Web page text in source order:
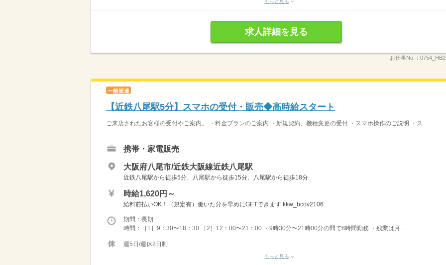
もっと見る
求人詳細を見る
お仕事No.：
一般派遣
【近鉄八尾駅5分】スマホの受付・販売◆高時給スタート
ご来店されたお客様の受付やご案内。 ・料金プランのご案内 ・新規契約、機種変更の受付 ・スマホ操作のご説明 ・ス...
携帯・家電販売
大阪府八尾市/近鉄大阪線近鉄八尾駅
近鉄八尾駅から徒歩5分、八尾駅から徒歩15分、八尾駅から徒歩18分
時給1,620円～
給料前払いOK！（規定有）働いた分を早めにGETできます kkw_bcov2106
期間：長期
時間：［1］9：30〜18：30 ［2］12：00〜21：00 ・9時30分〜21時00分の間で8時間勤務 ・残業は月...
週5日/週休2日制
もっと見る